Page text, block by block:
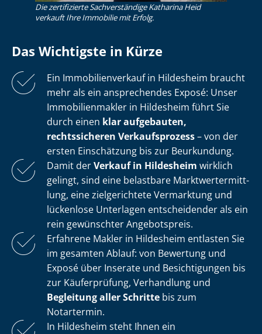
Die zertifizierte Sachverständige Katharina Heid
verkauft Ihre Immobilie mit Erfolg.
Das Wichtigste in Kürze
Ein Im­mo­bi­li­en­ver­kauf in Hildesheim braucht
mehr als ein ansprechendes Exposé: Unser
Im­mo­bi­li­en­mak­ler in Hildesheim führt Sie
durch einen klar aufgebauten,
rechtssicheren Verkaufsprozess– von der
ersten Einschätzung bis zur Beurkundung.
Damit derVerkauf in Hildesheim wirklich
gelingt, sind eine belastbare Markt­wert­ermitt­
lung, eine zielgerichtete Vermarktung und
lückenlose Unterlagen entscheidender als ein
rein gewünschter Angebotspreis.
Erfahrene Makler in Hildesheim entlasten Sie
im gesamten Ablauf: von Bewertung und
Exposé über Inserate und Besichtigungen bis
zur Käuferprüfung, Verhandlung und
Begleitung aller Schritte bis zum
Notartermin.
In Hildesheim steht Ihnen ein